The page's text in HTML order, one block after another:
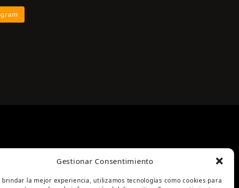
Gestionar Consentimiento
brindar la mejor experiencia, utilizamos tecnologías como cookies para